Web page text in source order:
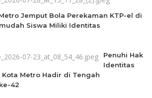
Jemput Bola Perekaman KTP-el di
Siswa Miliki Identitas
Penuhi Hak
Identitas
Metro Hadir di Tengah
42